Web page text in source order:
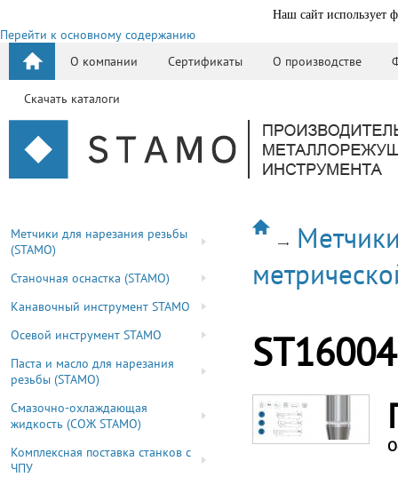
Наш сайт использует
Перейти к основному содержанию
О компании
Сертификаты О производстве
Скачать каталоги
Метчики для нарезания резьбы
(STAMO)
Станочная оснастка (STAMO)
Канавочный инструмент STAMO
Осевой инструмент STAMO
Паста и масло для нарезания
резьбы (STAMO)
Смазочно-охлаждающая
жидкость (СОЖ STAMO)
Комплексная поставка станков с
ЧПУ